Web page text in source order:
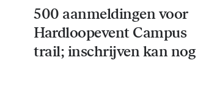
500 aanmeldingen voor
Hardloopevent Campus
trail; inschrijven kan nog